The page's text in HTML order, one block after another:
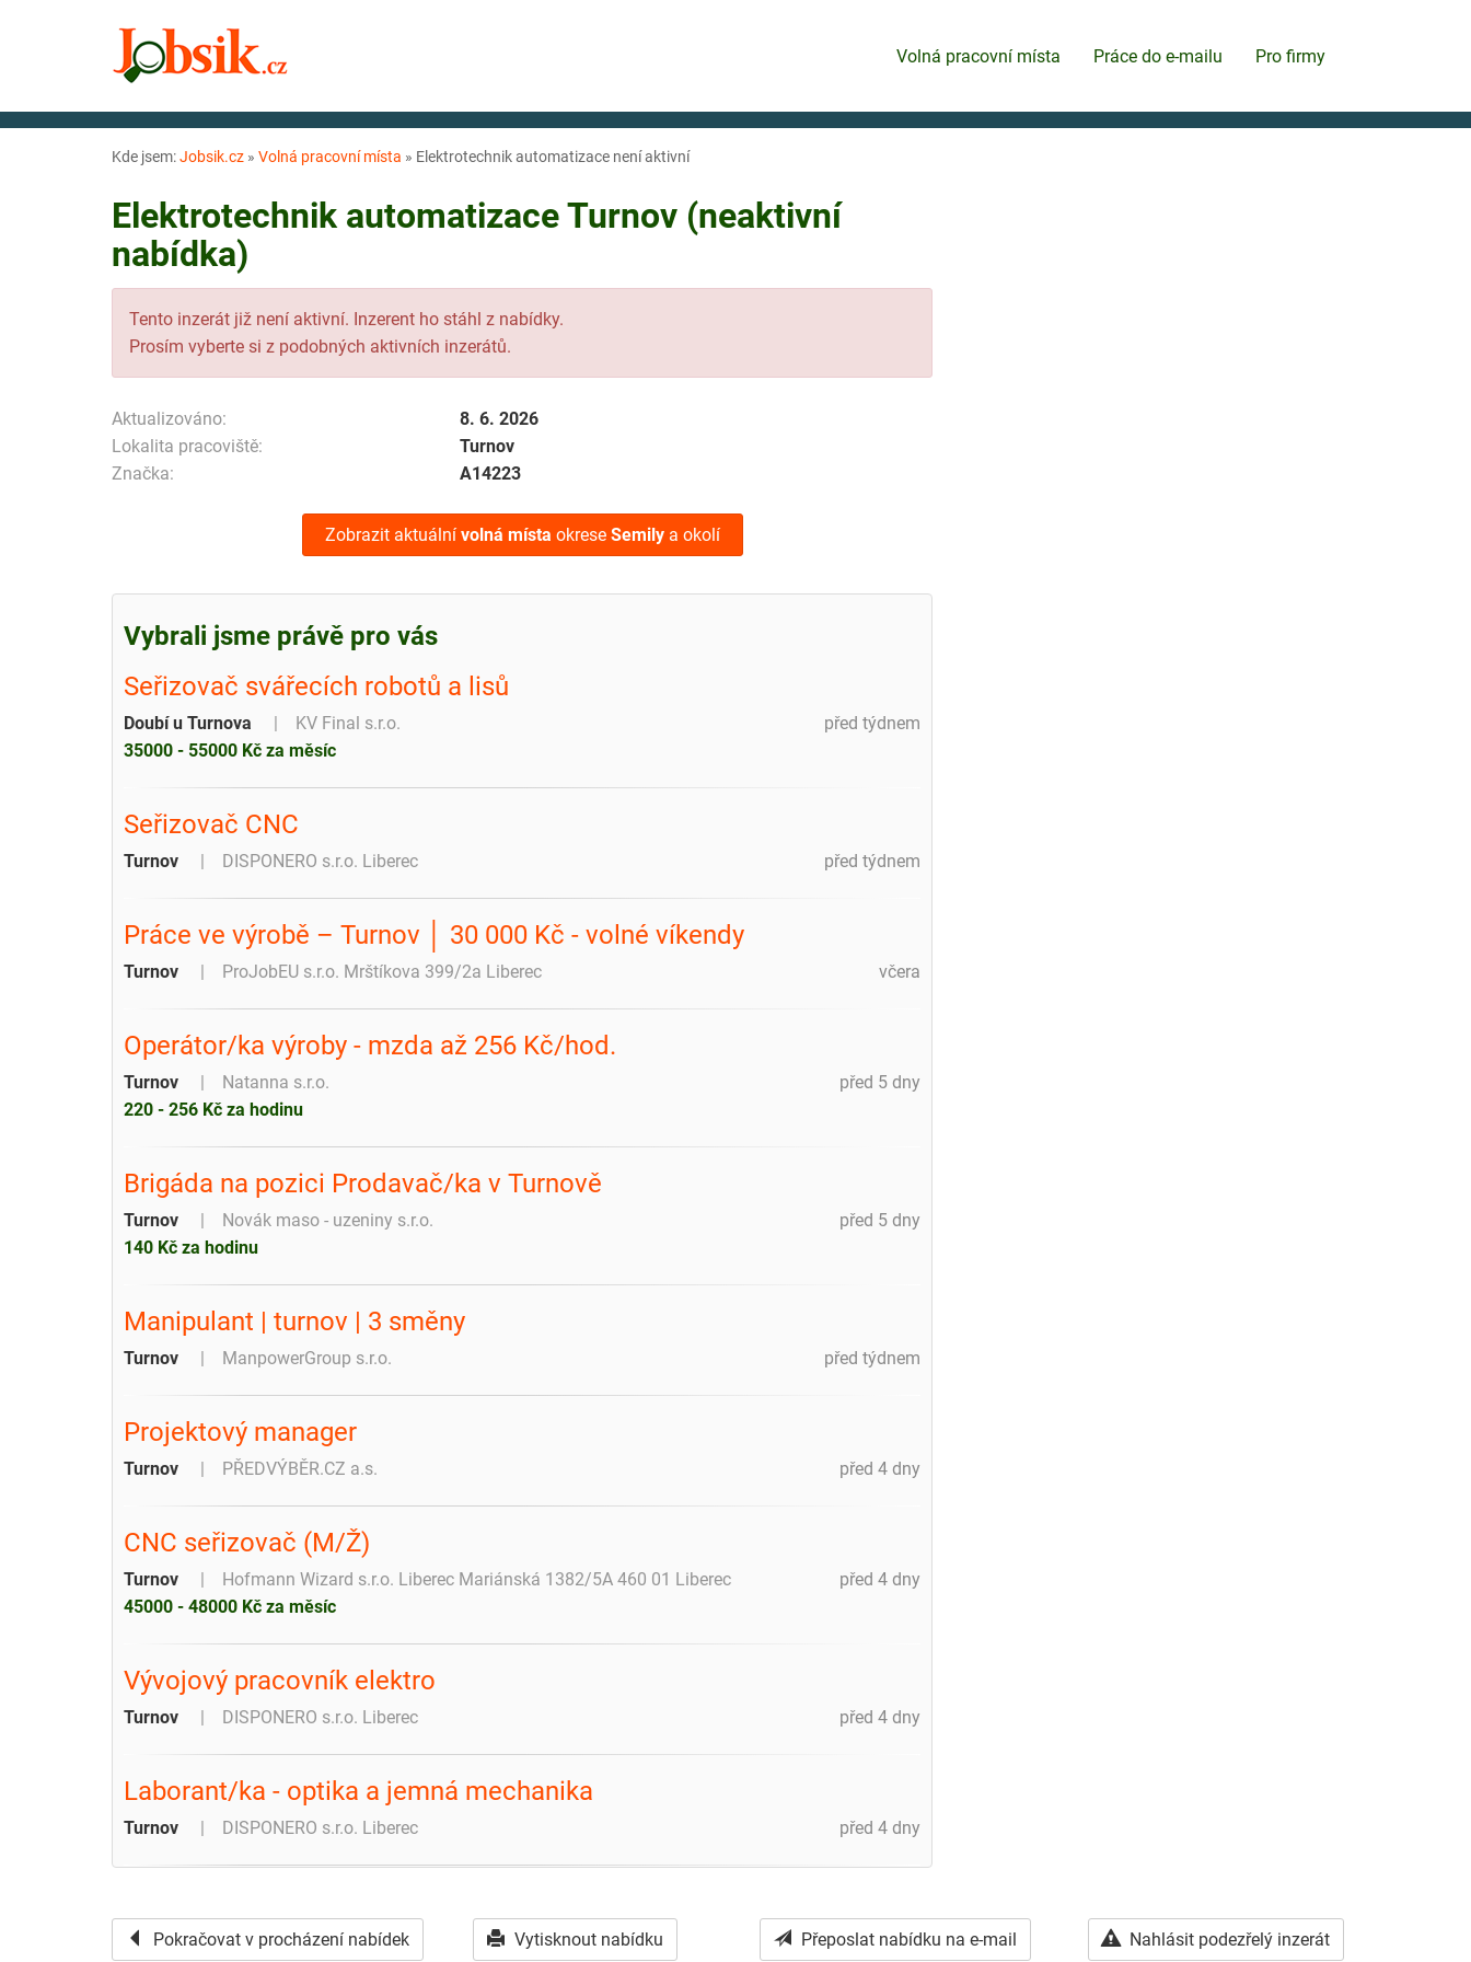
Volná pracovní místa Práce do e-mailu Pro firmy
Kde jsem:Jobsik.cz » Volná pracovní místa » Elektrotechnik automatizace není aktivní
Elektrotechnik automatizace Turnov (neaktivní
nabídka)
Tento inzerát již není aktivní. Inzerent ho stáhl z nabídky.
Prosím vyberte si z podobných aktivních inzerátů.
Aktualizováno:
8. 6. 2026
Lokalita pracoviště:
Turnov
Značka:
A14223
Zobrazit aktuální volná místa okrese Semilya okolí
Vybrali jsme právě pro vás
Seřizovač svářecích robotů a lisů
před týdnem
Doubí u Turnova
KV Final s.r.o.
35000 - 55000 Kč za měsíc
Seřizovač CNC
před týdnem
Turnov DISPONERO s.r.o. Liberec
Práce ve výrobě – Turnov │ 30 000 Kč - volné víkendy
včera
Turnov ProJobEU s.r.o. Mrštíkova 399/2a Liberec
Operátor/ka výroby - mzda až 256 Kč/hod.
před 5 dny
Turnov
Natanna s.r.o.
220 - 256 Kč za hodinu
Brigáda na pozici Prodavač/ka v Turnově
před 5 dny
Turnov
Novák maso - uzeniny s.r.o.
140 Kč za hodinu
Manipulant | turnov | 3 směny
před týdnem
Turnov ManpowerGroup s.r.o.
Projektový manager
před 4 dny
Turnov PŘEDVÝBĚR.CZ a.s.
CNC seřizovač (M/Ž)
před 4 dny
Turnov
Hofmann Wizard s.r.o. Liberec Mariánská 1382/5A 460 01 Liberec
45000 - 48000 Kč za měsíc
Vývojový pracovník elektro
před 4 dny
Turnov DISPONERO s.r.o. Liberec
Laborant/ka - optika a jemná mechanika
před 4 dny
Turnov DISPONERO s.r.o. Liberec
Pokračovat v procházení nabídek Vytisknout nabídku Přeposlat nabídku na e-mail Nahlásit podezřelý inzerát